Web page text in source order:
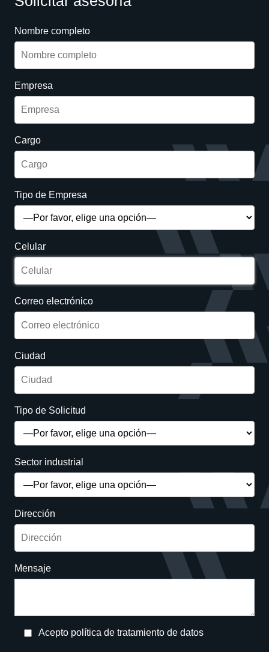
Nombre completo
Empresa
Cargo
Tipo de Empresa
Celular
Correo electrónico
Ciudad
Tipo de Solicitud
Sector industrial
Dirección
Mensaje
Acepto política de tratamiento de datos